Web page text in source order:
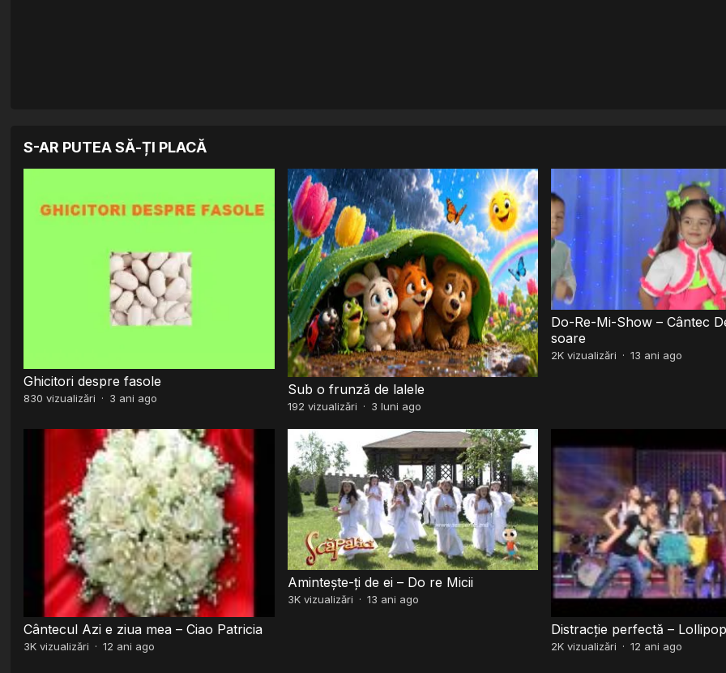
S-AR PUTEA SĂ-ȚI PLACĂ
Ghicitori despre fasole
830 vizualizări · 3 ani ago
Sub o frunză de lalele
192 vizualizări · 3 luni ago
Do-Re-Mi-Show – Cântec
soare
2Kvizualizări · 13 ani ago
Cântecul Azi e ziua mea – Ciao Patricia
3K vizualizări · 12 ani ago
Amintește-ți de ei – Do re Micii
3Kvizualizări · 13 ani ago
Distracție perfectă –
2Kvizualizări · 12 ani ago